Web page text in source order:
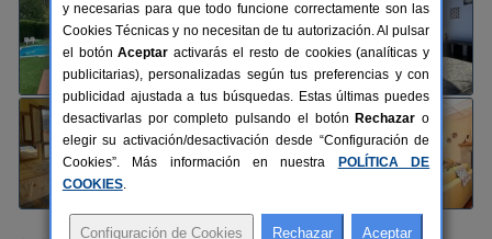
y necesarias para que todo funcione correctamente son las
Cookies Técnicas y no necesitan de tu autorización. Al pulsar
el botónAceptar activarás el resto de cookies (analíticas y
publicitarias), personalizadas según tus preferencias y con
publicidad ajustada a tus búsquedas. Estas últimas puedes
desactivarlas por completo pulsando el botón Rechazar o
elegir su activación/desactivación desde “Configuración de
Cookies”. Más información en nuestra
POLÍTICA DE
COOKIES.